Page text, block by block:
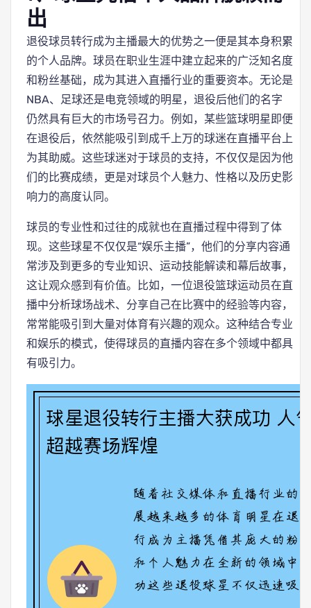
出
退役球员转行成为主播最大的优势之一便是其本身积累
的个人品牌。球员在职业生涯中建立起来的广泛知名度
和粉丝基础，成为其进入直播行业的重要资本。无论是
NBA、足球还是电竞领域的明星，退役后他们的名字
仍然具有巨大的市场号召力。例如，某些篮球明星即便
在退役后，依然能吸引到成千上万的球迷在直播平台上
为其助威。这些球迷对于球员的支持，不仅仅是因为他
们的比赛成绩，更是对球员个人魅力、性格以及历史影
响力的高度认同。
球员的专业性和过往的成就也在直播过程中得到了体
现。这些球星不仅仅是“娱乐主播”，他们的分享内容通
常涉及到更多的专业知识、运动技能解读和幕后故事，
这让观众感到有价值。比如，一位退役篮球运动员在直
播中分析球场战术、分享自己在比赛中的经验等内容，
常常能吸引到大量对体育有兴趣的观众。这种结合专业
和娱乐的模式，使得球员的直播内容在多个领域中都具
有吸引力。